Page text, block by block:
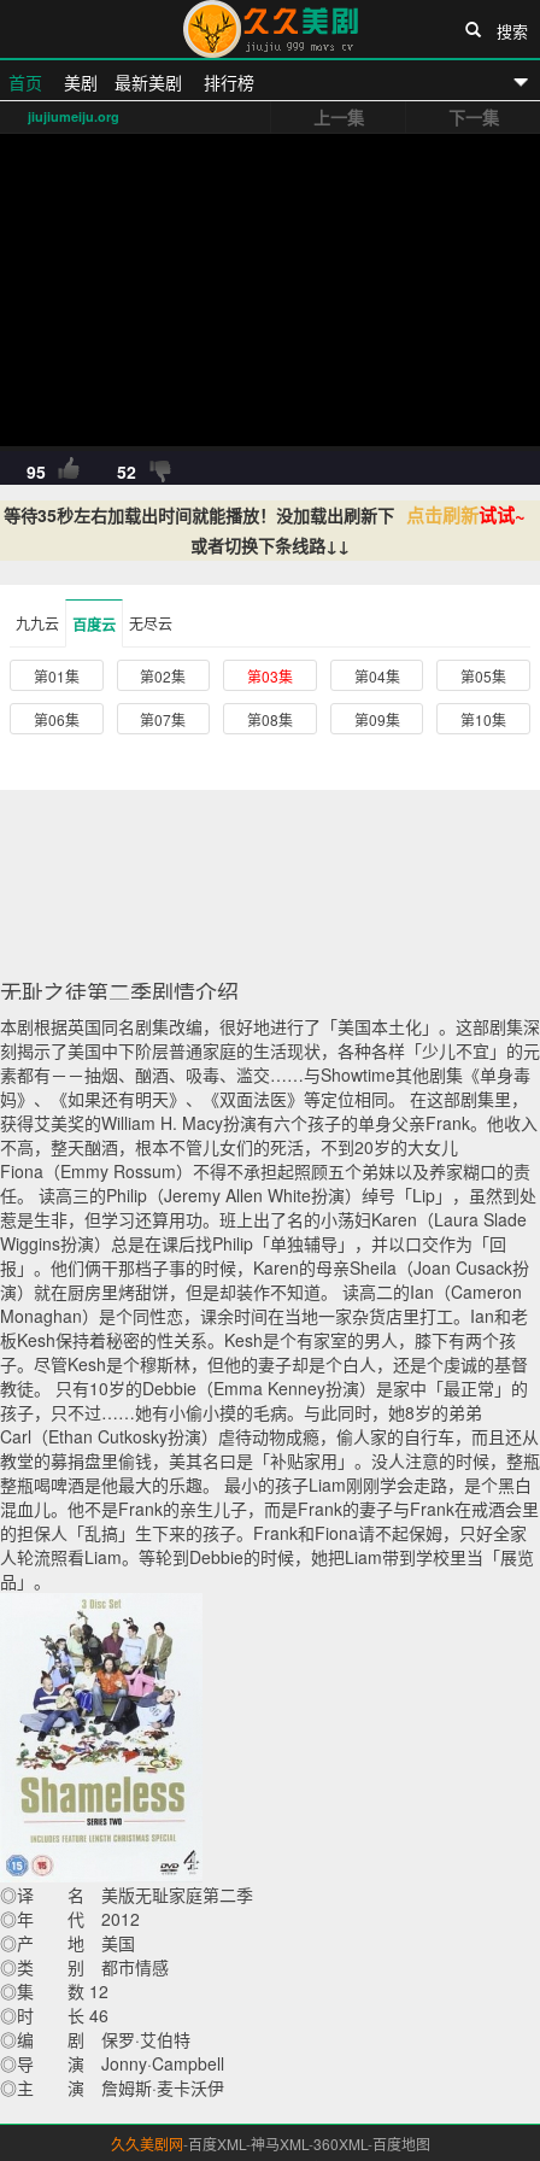
久久美剧网
首页 美剧 最新美剧 排行榜
搜索
jiujiumeiju.org 上一集 下一集
95 52
等待35秒左右加载出时间就能播放！没加载出刷新下 点击刷新试试~
或者切换下条线路↓↓
九九云 百度云 无尽云
第01集 第02集 第03集 第04集 第05集
第06集 第07集 第08集 第09集 第10集
无耻之徒第二季剧情介绍
本剧根据英国同名剧集改编，很好地进行了「美国本土化」。这部剧集深
刻揭示了美国中下阶层普通家庭的生活现状，各种各样「少儿不宜」的元
素都有－－抽烟、酗酒、吸毒、滥交……与Showtime其他剧集《单身毒
妈》、《如果还有明天》、《双面法医》等定位相同。 在这部剧集里，
获得艾美奖的William H. Macy扮演有六个孩子的单身父亲Frank。他收入
不高，整天酗酒，根本不管儿女们的死活，不到20岁的大女儿
Fiona（Emmy Rossum）不得不承担起照顾五个弟妹以及养家糊口的责
任。 读高三的Philip（Jeremy Allen White扮演）绰号「Lip」，虽然到处
惹是生非，但学习还算用功。班上出了名的小荡妇Karen（Laura Slade
Wiggins扮演）总是在课后找Philip「单独辅导」，并以口交作为「回
报」。他们俩干那档子事的时候，Karen的母亲Sheila（Joan Cusack扮
演）就在厨房里烤甜饼，但是却装作不知道。 读高二的Ian（Cameron
Monaghan）是个同性恋，课余时间在当地一家杂货店里打工。Ian和老
板Kesh保持着秘密的性关系。Kesh是个有家室的男人，膝下有两个孩
子。尽管Kesh是个穆斯林，但他的妻子却是个白人，还是个虔诚的基督
教徒。 只有10岁的Debbie（Emma Kenney扮演）是家中「最正常」的
孩子，只不过……她有小偷小摸的毛病。与此同时，她8岁的弟弟
Carl（Ethan Cutkosky扮演）虐待动物成瘾，偷人家的自行车，而且还从
教堂的募捐盘里偷钱，美其名曰是「补贴家用」。没人注意的时候，整瓶
整瓶喝啤酒是他最大的乐趣。 最小的孩子Liam刚刚学会走路，是个黑白
混血儿。他不是Frank的亲生儿子，而是Frank的妻子与Frank在戒酒会里
的担保人「乱搞」生下来的孩子。Frank和Fiona请不起保姆，只好全家
人轮流照看Liam。等轮到Debbie的时候，她把Liam带到学校里当「展览
品」。
◎译 名 美版无耻家庭第二季
◎年 代 2012
◎产 地 美国
◎类 别 都市情感
◎集 数 12
◎时 长 46
◎编 剧 保罗·艾伯特
◎导 演 Jonny·Campbell
◎主 演 詹姆斯·麦卡沃伊
久久美剧网-百度XML -神马XML -360XML -百度地图